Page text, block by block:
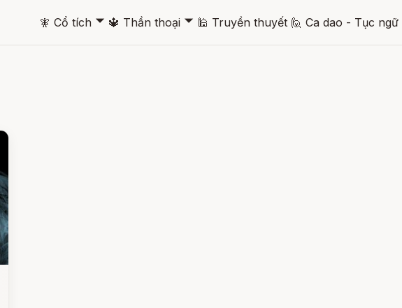
🧚 Cổ tích 🞃 🔱 Thần thoại 🞃 🕌 Truyền thuyết 🙋 Ca dao - Tục ngữ